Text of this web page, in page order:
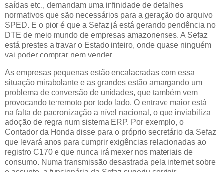
saídas etc., demandam uma infinidade de detalhes
normativos que são necessários para a geração do arquivo
SPED. E o pior é que a Sefaz já está gerando pendência no
DTE de meio mundo de empresas amazonenses. A Sefaz
está prestes a travar o Estado inteiro, onde quase ninguém
vai poder comprar nem vender.
As empresas pequenas estão encalacradas com essa
situação mirabolante e as grandes estão amargando um
problema de conversão de unidades, que também vem
provocando terremoto por todo lado. O entrave maior está
na falta de padronização a nível nacional, o que inviabiliza
adoção de regra num sistema ERP. Por exemplo, o
Contador da Honda disse para o próprio secretário da Sefaz
que levará anos para cumprir exigências relacionadas ao
registro C170 e que nunca irá mexer nos materiais de
consumo. Numa transmissão desastrada pela internet sobre